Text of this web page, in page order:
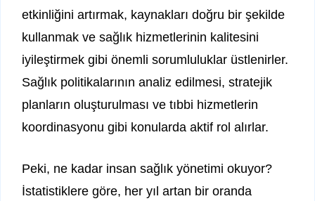
etkinliğini artırmak, kaynakları doğru bir şekilde
kullanmak ve sağlık hizmetlerinin kalitesini
iyileştirmek gibi önemli sorumluluklar üstlenirler.
Sağlık politikalarının analiz edilmesi, stratejik
planların oluşturulması ve tıbbi hizmetlerin
koordinasyonu gibi konularda aktif rol alırlar.
Peki, ne kadar insan sağlık yönetimi okuyor?
İstatistiklere göre, her yıl artan bir oranda